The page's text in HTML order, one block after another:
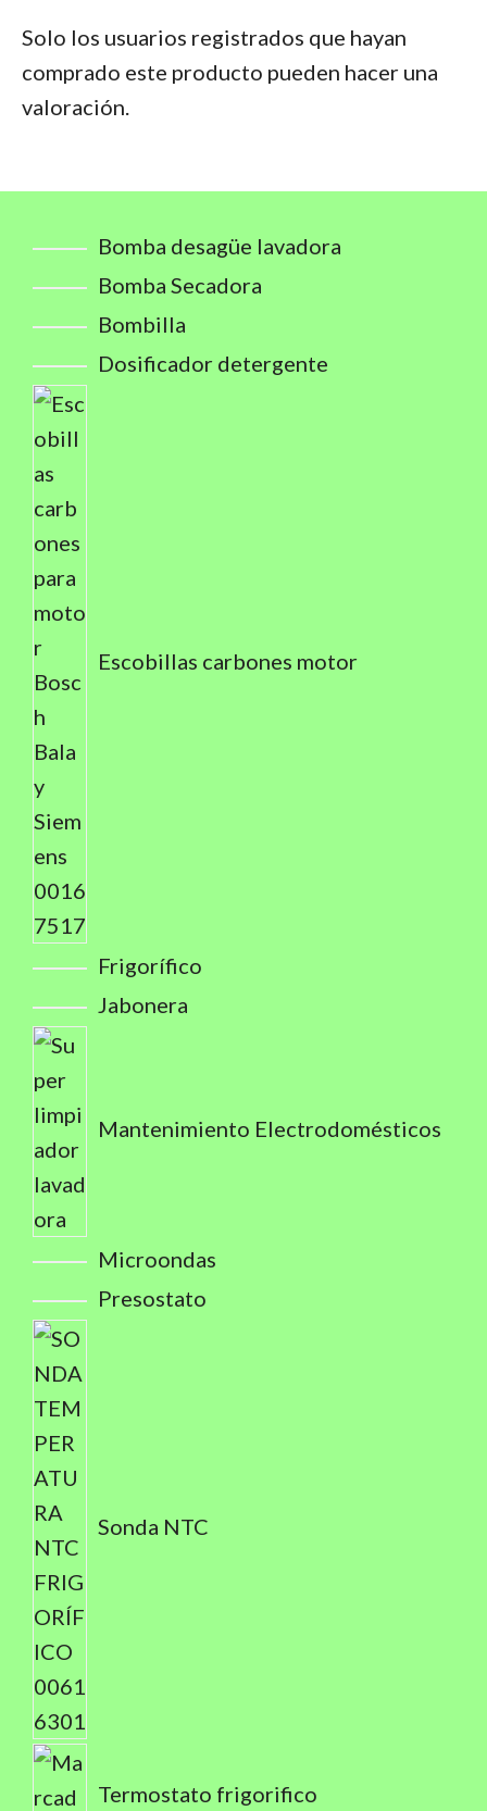
Solo los usuarios registrados que hayan
comprado este producto pueden hacer una
valoración.
Bomba desagüe lavadora
Bomba Secadora
Bombilla
Dosificador detergente
Escobillas carbones motor
Frigorífico
Jabonera
Mantenimiento Electrodomésticos
Microondas
Presostato
Sonda NTC
Termostato frigorifico